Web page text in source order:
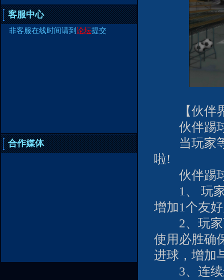
客服中心
非客服在线时间请到 论坛提交
合作媒体
【伙伴
伙伴踢球
当玩家等
啦!
伙伴踢球
1、 玩家
增加1个友
2、玩家
使用必胜确
进球，增加
3、连续